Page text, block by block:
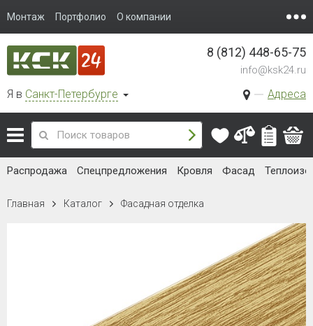
Монтаж Портфолио О компании
Я в Санкт-Петербурге Адреса
8 (812) 448-65-75
info@ksk24.ru
Распродажа Спецпредложения Кровля Фасад
Главная Каталог Фасадная отделка